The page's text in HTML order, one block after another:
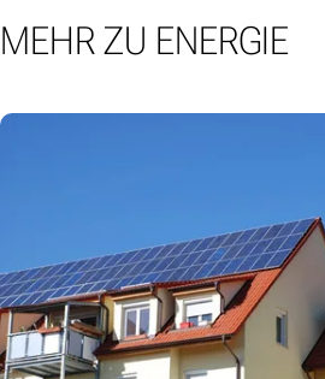
MEHR ZU ENERGIE